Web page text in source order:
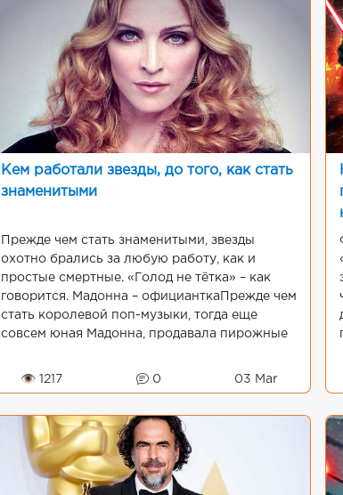
Кем работали звезды, до того, как стать
знаменитыми
Прежде чем стать знаменитыми, звезды
охотно брались за любую работу, как и
простые смертные. «Голод не тётка» – как
говорится. Мадонна – официанткаПрежде чем
стать королевой поп-музыки, тогда еще
совсем юная Мадонна, продавала пирожные
работала она там недолго...
👁 1217 0 03 Mar